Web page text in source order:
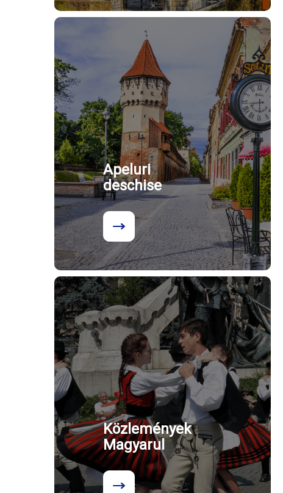
Apeluri
deschise
Közlemények
Magyarul